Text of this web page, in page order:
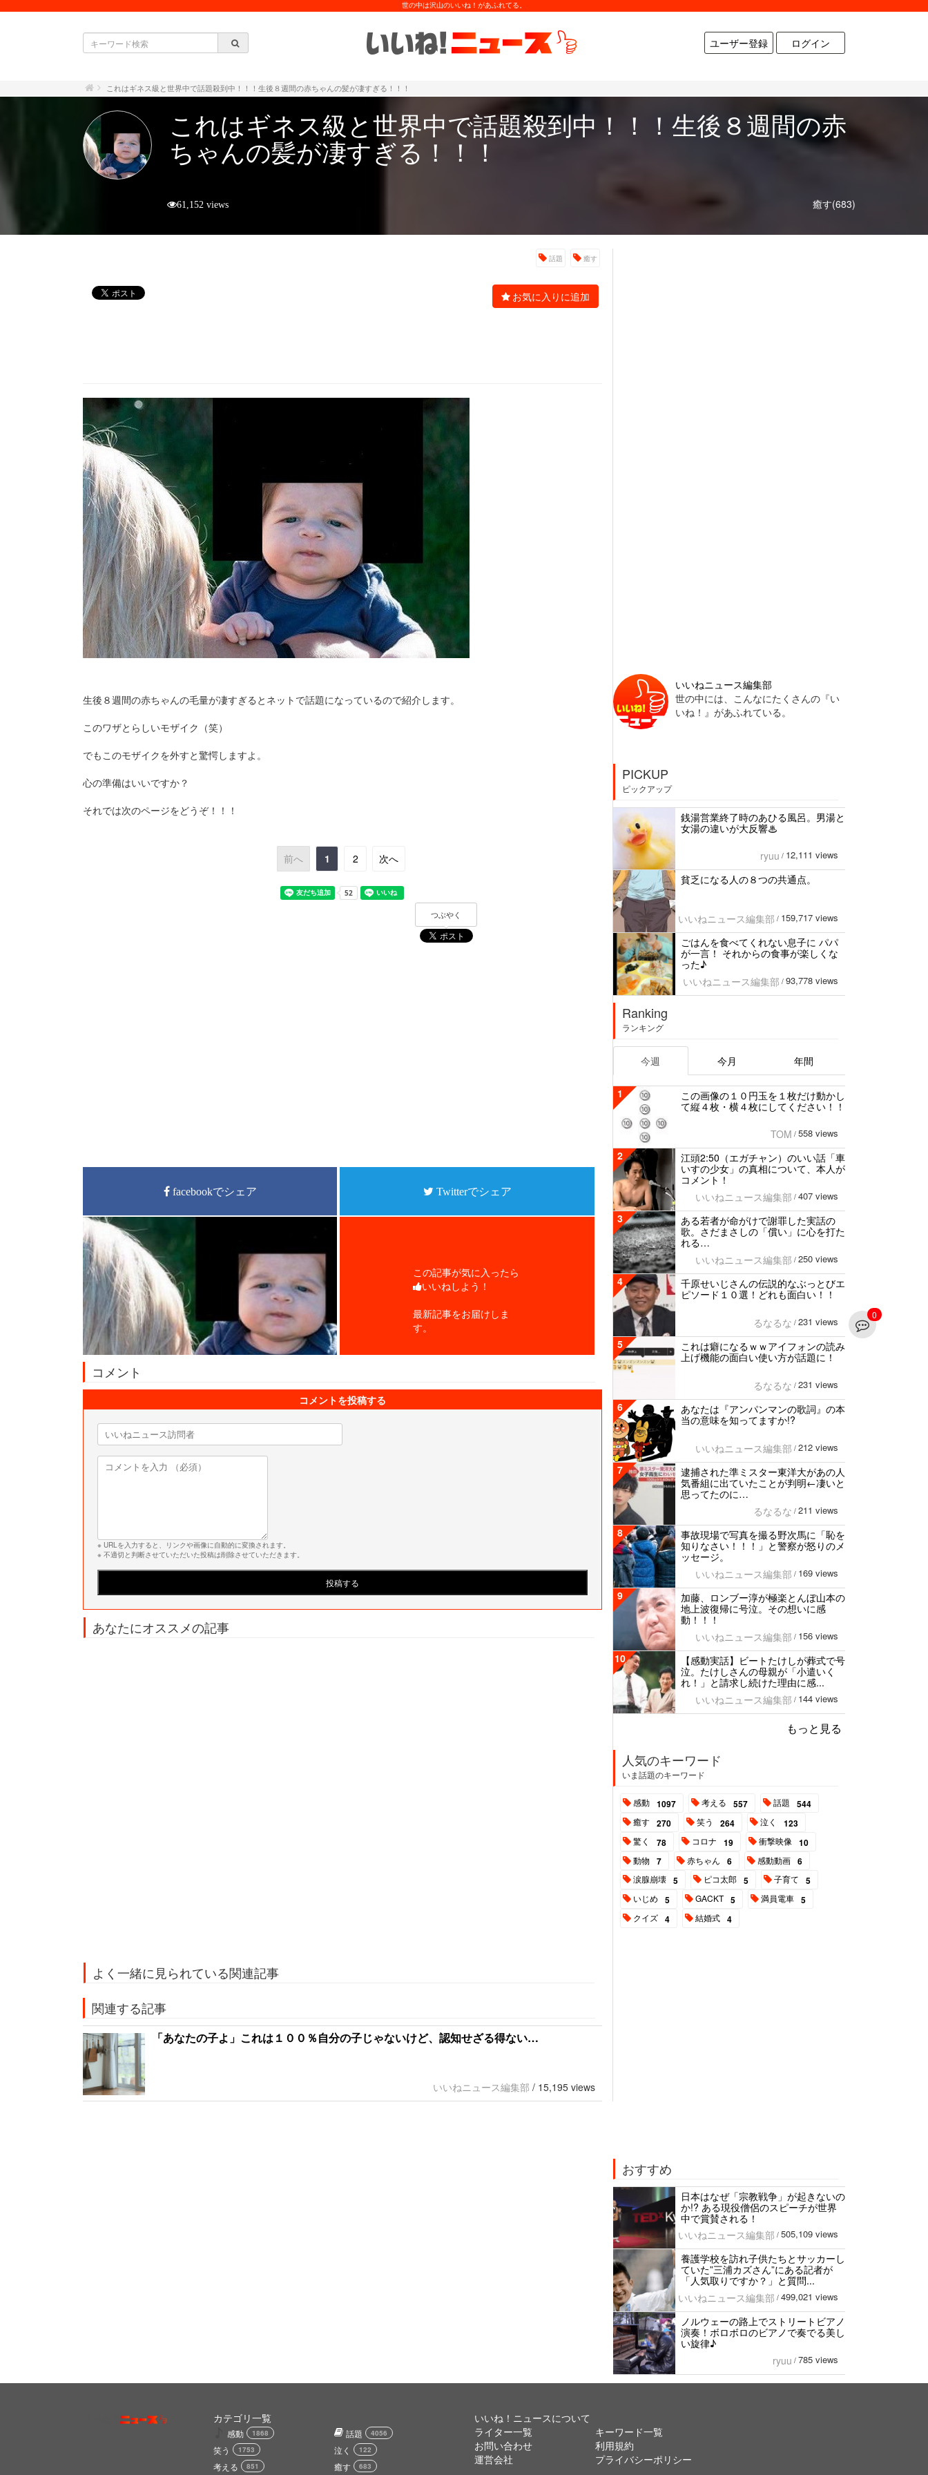
世の中は沢山のいいね！があふれてる。
ユーザー登録 ログイン
これはギネス級と世界中で話題殺到中！！！生後８週間の赤ちゃんの髪が凄すぎる！！！
これはギネス級と世界中で話題殺到中！！！生後８週間の赤
ちゃんの髪が凄すぎる！！！
癒す(683)
61,152 views
話題 癒す
お気に入りに追加
生後８週間の赤ちゃんの毛量が凄すぎるとネットで話題になっているので紹介します。
このワザとらしいモザイク（笑）
でもこのモザイクを外すと驚愕しますよ。
心の準備はいいですか？
それでは次のページをどうぞ！！！
前へ 1 2 次へ
つぶやく
facebookでシェア Twitterでシェア
この記事が気に入ったら
いいねしよう！
最新記事をお届けしま
す。
コメント
0
コメントを投稿する
※ URLを入力すると、リンクや画像に自動的に変換されます。
※ 不適切と判断させていただいた投稿は削除させていただきます。
あなたにオススメの記事
よく一緒に見られている関連記事
関連する記事
「あなたの子よ」これは１００％自分の子じゃないけど、認知せざる得ない…
いいねニュース編集部 / 15,195 views
いいねニュース編集部
世の中には、こんなにたくさんの『い
いね！』があふれている。
PICKUP
ピックアップ
銭湯営業終了時のあひる風呂。男湯と
女湯の違いが大反響♨
ryuu / 12,111 views
貧乏になる人の８つの共通点。
いいねニュース編集部 / 159,717 views
ごはんを食べてくれない息子に パパ
が一言！ それからの食事が楽しくな
った♪
いいねニュース編集部 / 93,778 views
Ranking
ランキング
今週 今月 年間
1
この画像の１０円玉を１枚だけ動かし
て縦４枚・横４枚にしてください！！
TOM / 558 views
2
江頭2:50（エガチャン）のいい話「車
いすの少女」の真相について、本人が
コメント！
いいねニュース編集部 / 407 views
3
ある若者が命がけで謝罪した実話の
歌。さだまさしの「償い」に心を打た
れる…
いいねニュース編集部 / 250 views
4
千原せいじさんの伝説的なぶっとびエ
ピソード１０選！どれも面白い！！
るなるな / 231 views
5
これは癖になるｗｗアイフォンの読み
上げ機能の面白い使い方が話題に！
るなるな / 231 views
6
あなたは『アンパンマンの歌詞』の本
当の意味を知ってますか!?
いいねニュース編集部 / 212 views
7
逮捕された準ミスター東洋大があの人
気番組に出ていたことが判明←凄いと
思ってたのに…
るなるな / 211 views
8
事故現場で写真を撮る野次馬に「恥を
知りなさい！！！」と警察が怒りのメ
ッセージ。
いいねニュース編集部 / 169 views
9
加藤、ロンブー淳が極楽とんぼ山本の
地上波復帰に号泣。その想いに感
動！！！
いいねニュース編集部 / 156 views
10
【感動実話】ビートたけしが葬式で号
泣。たけしさんの母親が「小遣いく
れ！」と請求し続けた理由に感...
いいねニュース編集部 / 144 views
もっと見る
人気のキーワード
いま話題のキーワード
感動 1097 考える 557 話題 544
癒す 270 笑う 264 泣く 123
驚く 78 コロナ 19 衝撃映像 10
動物 7 赤ちゃん 6 感動動画 6
涙腺崩壊 5 ピコ太郎 5 子育て 5
いじめ 5 GACKT 5 満員電車 5
クイズ 4 結婚式 4
おすすめ
日本はなぜ「宗教戦争」が起きないの
か!? ある現役僧侶のスピーチが世界
中で賞賛される！
いいねニュース編集部 / 505,109 views
養護学校を訪れ子供たちとサッカーし
ていた”三浦カズさん”にある記者が
「人気取りですか？」と質問...
いいねニュース編集部 / 499,021 views
ノルウェーの路上でストリートビアノ
演奏！ボロボロのビアノで奏でる美し
い旋律♪
ryuu / 785 views
カテゴリ一覧
感動 1868 話題 4056
笑う 1753 泣く 122
考える 851 癒す 683
いいね！ニュースについて
ライター一覧
キーワード一覧
お問い合わせ
利用規約
運営会社
プライバシーポリシー